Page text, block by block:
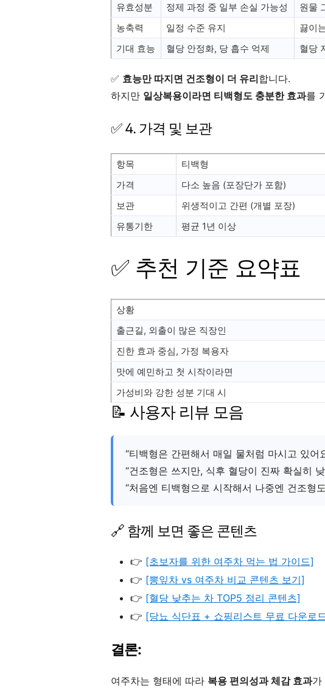
유효성분
정제 과정 중 일부 손실 가능성 원물
농축력
일정 수준 유지
끓이
기대 효능
혈당 안정화, 당 흡수 억제 혈당
✅ 효능만 따지면 건조형이 더 유리합니다.
하지만 일상복용이라면 티백형도 충분한 효과를
✅ 4. 가격 및 보관
항목 티백형
가격
다소 높음 (포장단가 포함)
보관
위생적이고 간편 (개별 포장)
유통기한
평균 1년 이상
✅ 추천 기준 요약표
상황
출근길, 외출이 많은 직장인
진한 효과 중심, 가정 복용자
맛에 예민하고 첫 시작이라면
가성비와 강한 성분 기대 시
📝 사용자 리뷰 모음
“티백형은 간편해서 매일 물처럼 마시고 있어
“건조형은 쓰지만, 식후 혈당이 진짜 확실히
“처음엔 티백형으로 시작해서 나중엔 건조형
🔗 함께 보면 좋은 콘텐츠
👉 [초보자를 위한 여주차 먹는 법 가이드]
👉 [뽕잎차 vs 여주차 비교 콘텐츠 보기]
👉 [혈당 낮추는 차 TOP5 정리 콘텐츠]
👉 [당뇨 식단표 + 쇼핑리스트 무료 다운로
결론:
여주차는 형태에 따라 복용 편의성과 체감 효과가